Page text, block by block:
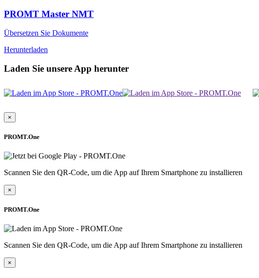
PROMT Master NMT
Übersetzen Sie Dokumente
Herunterladen
Laden Sie unsere App herunter
×
PROMT.One
Scannen Sie den QR-Code, um die App auf Ihrem Smartphone zu installieren
×
PROMT.One
Scannen Sie den QR-Code, um die App auf Ihrem Smartphone zu installieren
×